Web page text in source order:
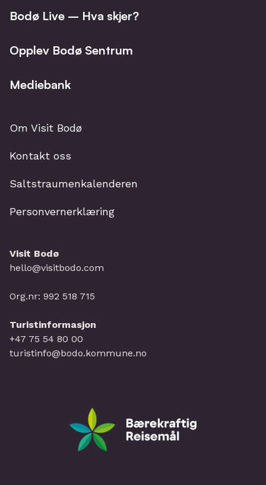
Bodø Live – Hva skjer?
Opplev Bodø Sentrum
Mediebank
Om Visit Bodø
Kontakt oss
Saltstraumenkalenderen
Personvernerklæring
Visit Bodø
hello@visitbodo.com
Org.nr: 992 518 715
Turistinformasjon
+47 75 54 80 00
turistinfo@bodo.kommune.no